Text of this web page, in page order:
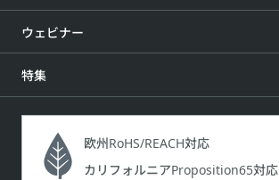
ウェビナー
特集
欧州RoHS/REACH対応
カリフォルニアProposition65対応